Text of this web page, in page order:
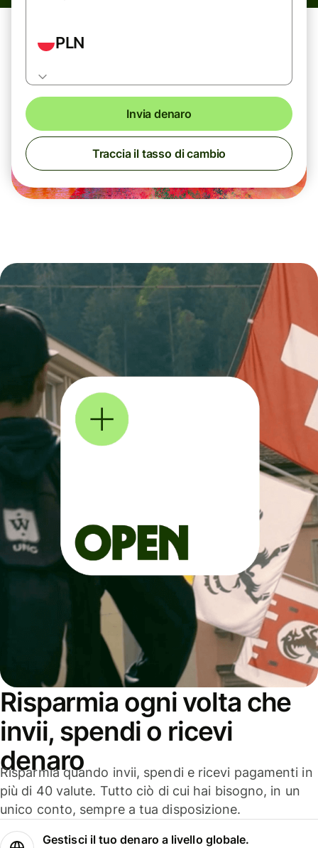
PLN
Invia denaro
Traccia il tasso di cambio
Risparmia ogni volta che
invii, spendi o ricevi
denaro
Risparmia quando invii, spendi e ricevi pagamenti in
più di 40 valute. Tutto ciò di cui hai bisogno, in un
unico conto, sempre a tua disposizione.
Gestisci il tuo denaro a livello globale.